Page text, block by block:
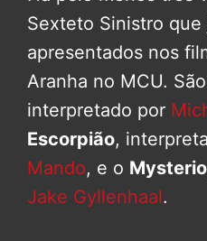
Sexteto Sinistro que
apresentados nos
Aranha no MCU.
interpretado por
Escorpião,
Mando, e o Mysterio
Jake Gyllenhaal.